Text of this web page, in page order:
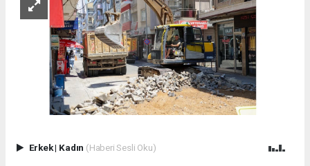
Erkek| Kadın (Haberi Sesli Oku)